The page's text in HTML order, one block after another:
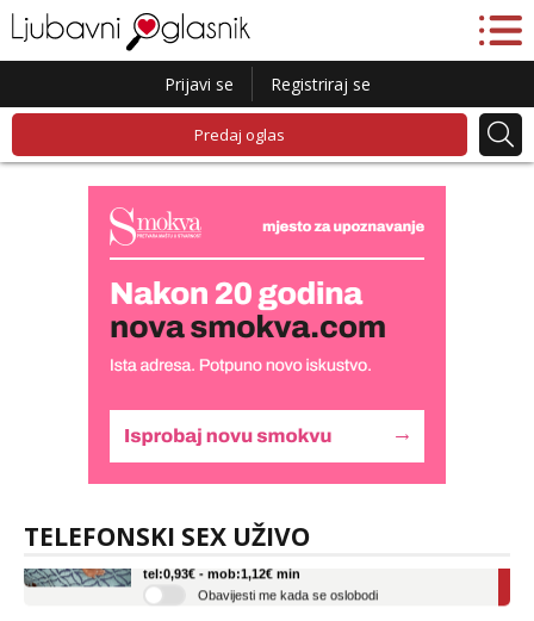
Prijavi se Registriraj se
Predaj oglas
TELEFONSKI SEX UŽIVO
Lucija
Tel:064/677-677- Kod: #136
tel:0,93€ - mob:1,12€ min
Obavijesti me kada se oslobodi